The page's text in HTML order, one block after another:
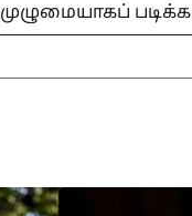
முழுமையாகப் படிக்க